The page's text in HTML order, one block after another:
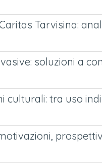
Tarvisina:
soluzioni a
culturali: tra uso